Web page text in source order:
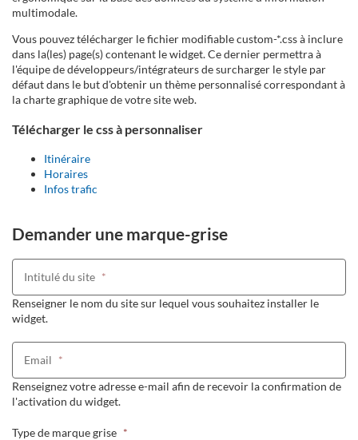
multimodale.
Vous pouvez télécharger le fichier modifiable custom-*.css à inclure
dans la(les) page(s) contenant le widget. Ce dernier permettra à
l'équipe de développeurs/intégrateurs de surcharger le style par
défaut dans le but d'obtenir un thème personnalisé correspondant à
la charte graphique de votre site web.
Télécharger le css à personnaliser
Itinéraire
Horaires
Infos trafic
Demander une marque-grise
Intitulé du site *
Renseigner le nom du site sur lequel vous souhaitez installer le
widget.
Email *
Renseignez votre adresse e-mail afin de recevoir la confirmation de
l'activation du widget.
Type de marque grise *